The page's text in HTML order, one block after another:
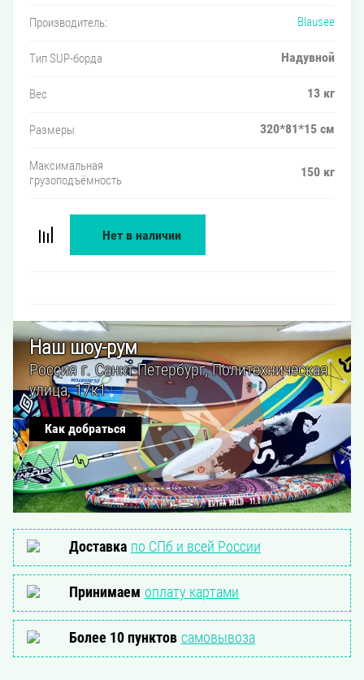
Производитель: Blausee
Тип SUP-борда Надувной
Вес 13 кг
Размеры 320*81*15 см
Максимальная
грузоподъёмность
150 кг
Нет в наличии
Наш шоу-рум
Россия г. Санкт-Петербург, Политехническая
улица, 17к1
Как добраться
Доставка по СПб и всей России
Принимаем оплату картами
Более 10 пунктов самовывоза